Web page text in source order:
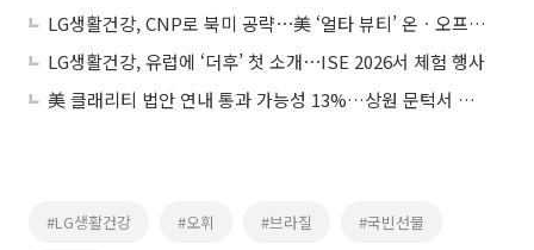
LG생활건강, CNP로 북미 공략⋯美 ‘얼타 뷰티’ 온ㆍ오프라인 동시 입점
LG생활건강, 유럽에 ‘더후’ 첫 소개⋯ISE 2026서 체험 행사
美 클래리티 법안 연내 통과 가능성 13%…상원 문턱서 제동
#LG생활건강 #오휘 #브라질 #국빈선물